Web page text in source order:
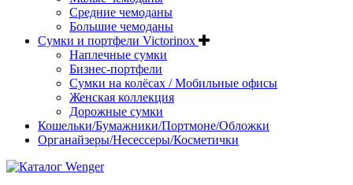
Средние чемоданы
Большие чемоданы
Сумки и портфели Victorinox
Наплечные сумки
Бизнес-портфели
Сумки на колёсах / Мобильные офисы
Женская коллекция
Дорожные сумки
Кошельки/Бумажники/Портмоне/Обложки
Органайзеры/Несессеры/Косметички